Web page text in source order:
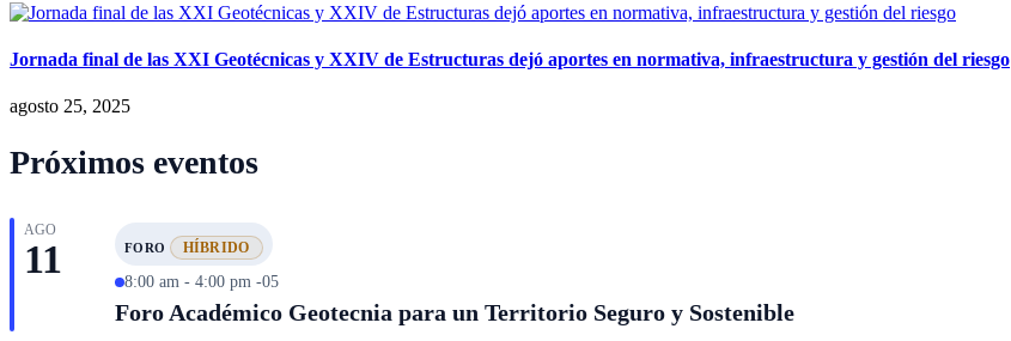
Jornada final de las XXI Geotécnicas y XXIV de Estructuras dejó aportes en normativa, infraestructura y gestión del riesgo
agosto 25, 2025
Próximos eventos
AGO
11 FORO HÍBRIDO
8:00 am - 4:00 pm -05
Foro Académico Geotecnia para un Territorio Seguro y Sostenible